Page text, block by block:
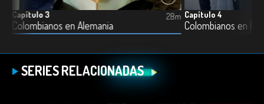
Capítulo 3
Colombianos en Alemania
28m Capítulo 4
Colombianos en
SERIES RELACIONADAS